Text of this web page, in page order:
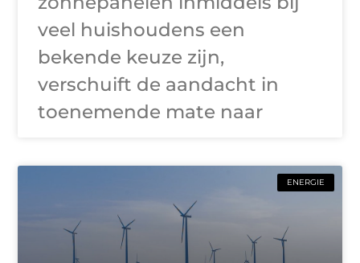
veel huishoudens een
bekende keuze zijn,
verschuift de aandacht in
toenemende mate naar
ENERGIE